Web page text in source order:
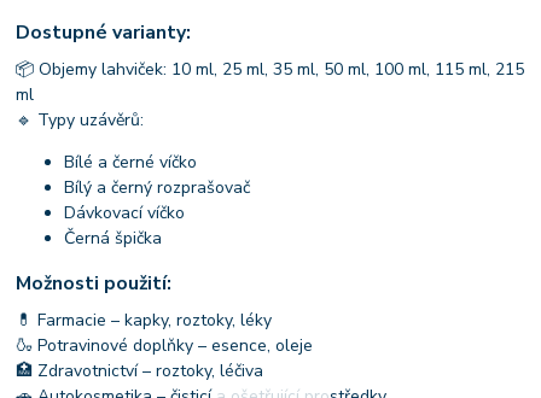
Dostupné varianty:
📦 Objemy lahviček: 10 ml, 25 ml, 35 ml, 50 ml, 100 ml, 115 ml, 215
ml
🔹 Typy uzávěrů:
Bílé a černé víčko
Bílý a černý rozprašovač
Dávkovací víčko
Černá špička
Možnosti použití:
💊 Farmacie – kapky, roztoky, léky
🍶 Potravinové doplňky – esence, oleje
🏥 Zdravotnictví – roztoky, léčiva